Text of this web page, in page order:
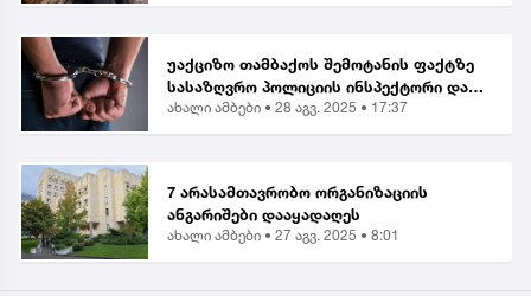
უაქციზო თამბაქოს შემოტანის ფაქტზე
სასაზღვრო პოლიციის ინსპექტორი და
ერთი პირი დააკავეს
ახალი ამბები • 28 აგვ. 2025 • 17:37
7 არასამთავრობო ორგანიზაციის
ანგარიშები დააყადაღეს
ახალი ამბები • 27 აგვ. 2025 • 8:01